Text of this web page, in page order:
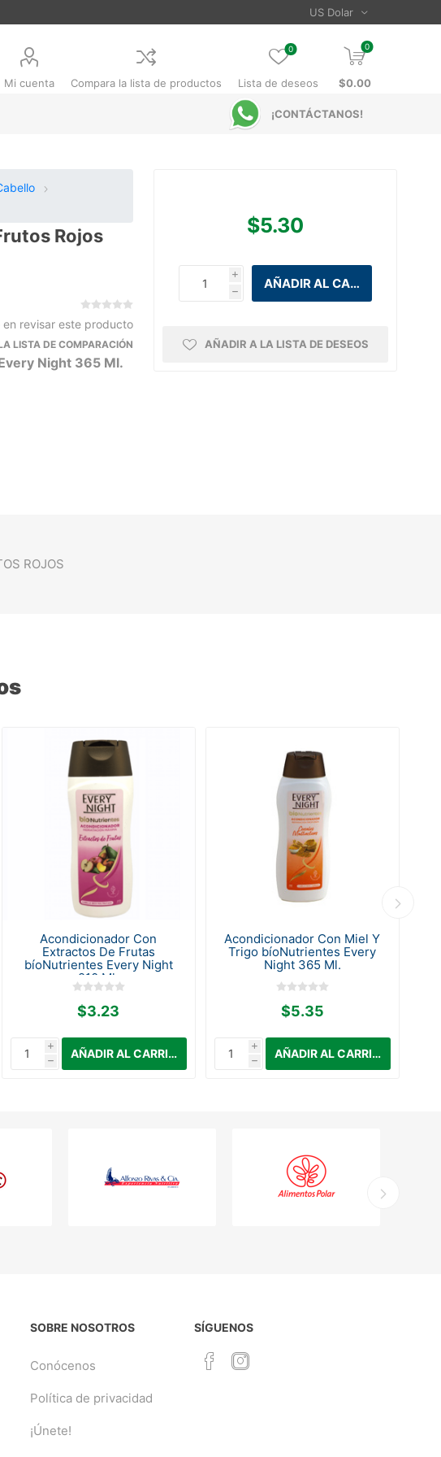
Mi cuenta Compara la lista de productos Lista de deseos
0 0
$0.00
¡CONTÁCTANOS!
Rojos
en revisar este producto
LISTA DE COMPARACIÓN
Night 365 Ml.
$5.30
i
h
AÑADIR A LA LISTA DE DESEOS
ROJOS
Acondicionador Con
Extractos De Frutas
bíoNutrientes Every Night
210 Ml.
$3.23
i
h
Acondicionador Con Miel Y
Trigo bíoNutrientes Every
Night 365 Ml.
$5.35
i
h
SOBRE NOSOTROS
Conócenos
Política de privacidad
¡Únete!
SÍGUENOS